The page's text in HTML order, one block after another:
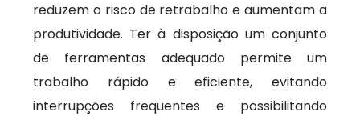
reduzem o risco de retrabalho e aumentam a
produtividade. Ter à disposição um conjunto
de ferramentas adequado permite um
trabalho rápido e eficiente, evitando
interrupções frequentes e possibilitando